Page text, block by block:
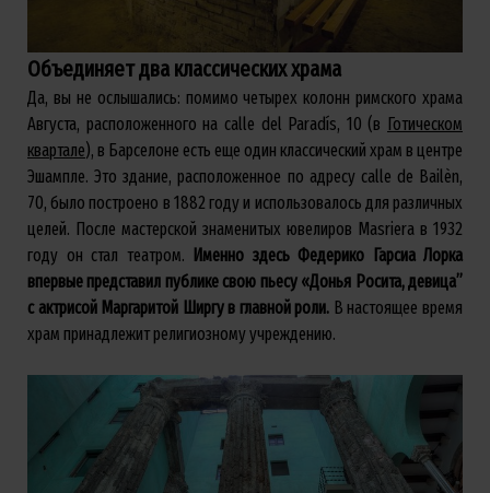
Объединяет два классических храма
Да, вы не ослышались: помимо четырех колонн римского храма
Августа, расположенного на calle del Paradís, 10 (в Готическом
квартале), в Барселоне есть еще один классический храм в центре
Эшампле. Это здание, расположенное по адресу calle de Bailèn,
70, было построено в 1882 году и использовалось для различных
целей. После мастерской знаменитых ювелиров Masriera в 1932
году он стал театром.
Именно здесь Федерико Гарсиа Лорка
впервые представил публике свою пьесу «Донья Росита, девица”
с актрисой Маргаритой Ширгу в главной роли. В настоящее время
храм принадлежит религиозному учреждению.